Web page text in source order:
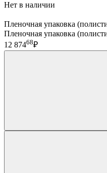
Нет в наличии
Пленочная упаковка
Пленочная упаковка
12 87468₽